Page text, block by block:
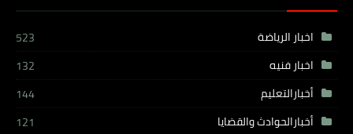
اخبار الرياضة
523
اخبار فنيه
132
أخبارالتعليم
144
أخبارالحوادث والقضايا
121